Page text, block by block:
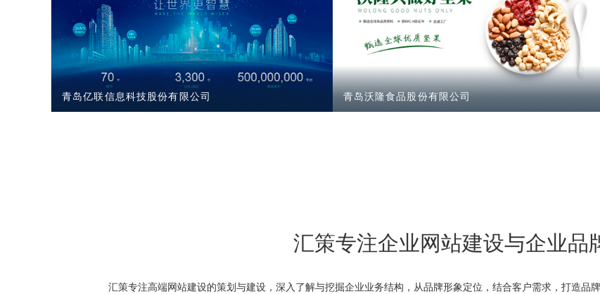
青岛亿联信息科技股份有限公司 青岛沃隆食品股份有限公司
汇策专注企业网站建设与企业品
汇策专注高端网站建设的策划与建设，深入了解与挖掘企业业务结构，从品牌形象定位，结合客户需求，打造品